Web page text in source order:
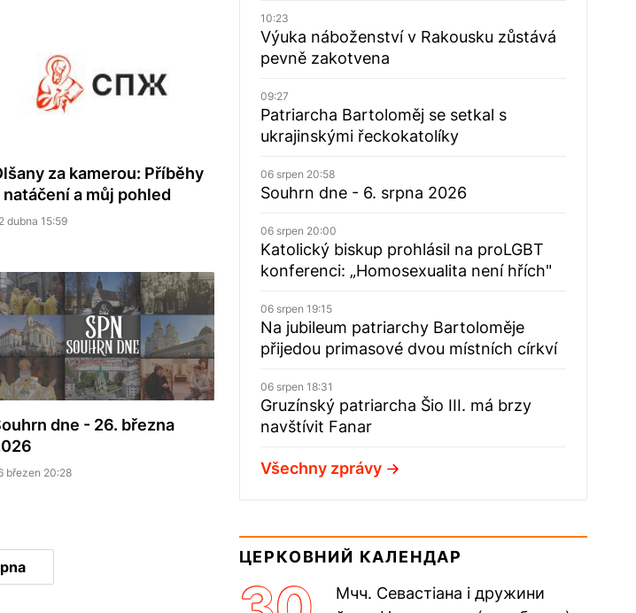
za kamerou: Příběhy
natáčení a můj pohled
dubna 15:59
dne - 26. března
březen 20:28
10:23
Výuka náboženství v Rakousku zůstává
pevně zakotvena
09:27
Patriarcha Bartoloměj se setkal s
ukrajinskými řeckokatolíky
06 srpen 20:58
Souhrn dne - 6. srpna 2026
06 srpen 20:00
Katolický biskup prohlásil na proLGBT
konferenci: „Homosexualita není hřích"
06 srpen 19:15
Na jubileum patriarchy Bartoloměje
přijedou primasové dvou místních církví
06 srpen 18:31
Gruzínský patriarcha Šio III. má brzy
navštívit Fanar
Všechny zprávy
ЦЕРКОВНИЙ КАЛЕНДАР
Мчч. Севастіана і дружини